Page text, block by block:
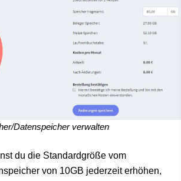
Datenspeicher verwalten
du die Standardgröße vom
von 10GB jederzeit erhöhen,